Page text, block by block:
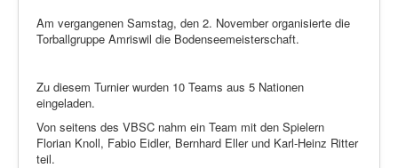
Am vergangenen Samstag, den 2. November organisierte die
Torballgruppe Amriswil die Bodenseemeisterschaft.
Zu diesem Turnier wurden 10 Teams aus 5 Nationen
eingeladen.
Von seitens des VBSC nahm ein Team mit den Spielern
Florian Knoll, Fabio Eidler, Bernhard Eller und Karl-Heinz Ritter
teil.